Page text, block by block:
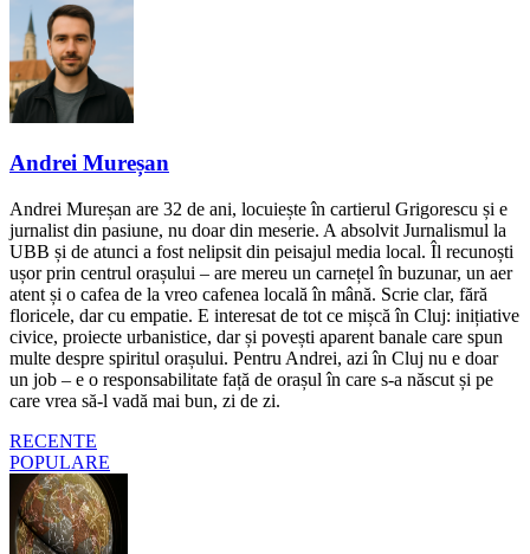
Andrei Mureșan
Andrei Mureșan are 32 de ani, locuiește în cartierul Grigorescu și e
jurnalist din pasiune, nu doar din meserie. A absolvit Jurnalismul la
UBB și de atunci a fost nelipsit din peisajul media local. Îl recunoști
ușor prin centrul orașului – are mereu un carnețel în buzunar, un aer
atent și o cafea de la vreo cafenea locală în mână. Scrie clar, fără
floricele, dar cu empatie. E interesat de tot ce mișcă în Cluj: inițiative
civice, proiecte urbanistice, dar și povești aparent banale care spun
multe despre spiritul orașului. Pentru Andrei, azi în Cluj nu e doar
un job – e o responsabilitate față de orașul în care s-a născut și pe
care vrea să-l vadă mai bun, zi de zi.
RECENTE
POPULARE